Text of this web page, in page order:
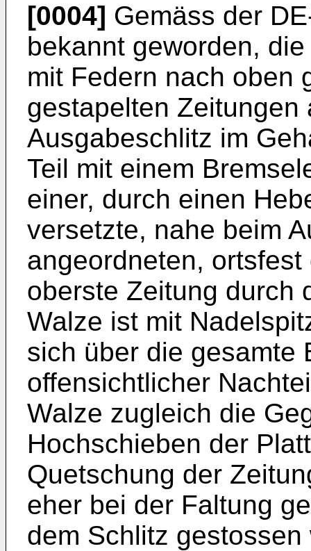
[0004] Gemäss der
bekannt geworden,
mit Federn nach oben
gestapelten Zeitungen
Ausgabeschlitz im
Teil mit einem
einer, durch einen
versetzte, nahe beim
angeordneten,
oberste Zeitung durch
Walze ist mit
sich über die gesamte
offensichtlicher
Walze zugleich die
Hochschieben der
Quetschung der
eher bei der Faltung
dem Schlitz gestossen